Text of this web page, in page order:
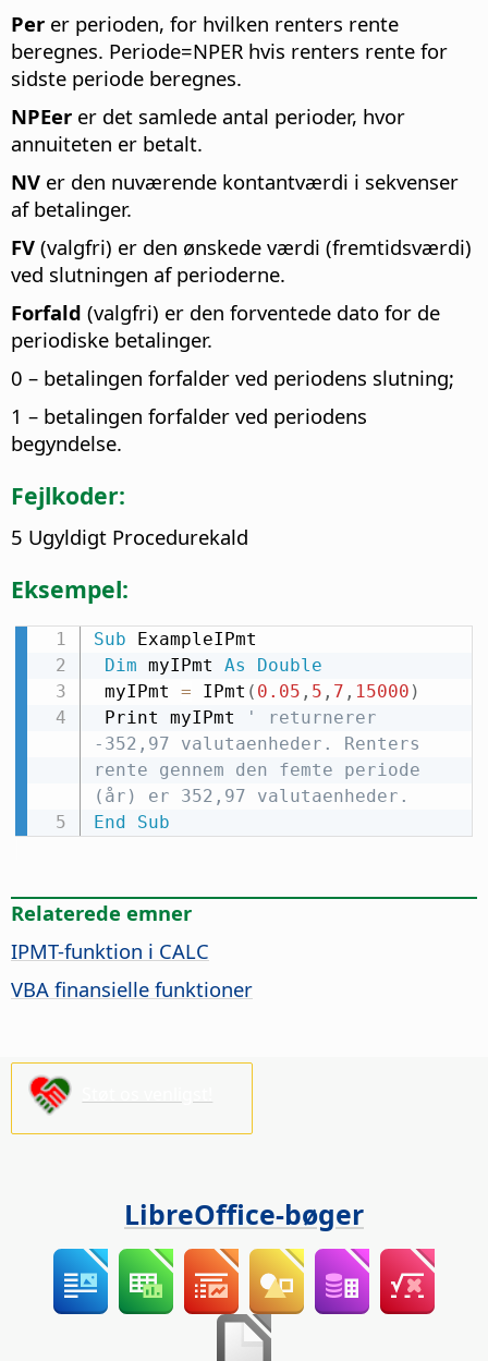
Per er perioden, for hvilken renters rente
beregnes. Periode=NPER hvis renters rente for
sidste periode beregnes.
NPEer er det samlede antal perioder, hvor
annuiteten er betalt.
NV er den nuværende kontantværdi i sekvenser
af betalinger.
FV (valgfri) er den ønskede værdi (fremtidsværdi)
ved slutningen af perioderne.
Forfald (valgfri) er den forventede dato for de
periodiske betalinger.
0 – betalingen forfalder ved periodens slutning;
1 – betalingen forfalder ved periodens
begyndelse.
Fejlkoder:
5 Ugyldigt Procedurekald
Eksempel:
Sub ExampleIPmt
Dim myIPmt As
Double
myIPmt = IPmt ( 0.05 , 5 , 7 , 15000 )
Print myIPmt
' returnerer
-352,97 valutaenheder. Renters
rente gennem den femte periode
(år) er 352,97 valutaenheder.
End
Sub
Relaterede emner
IPMT-funktion i CALC
VBA finansielle funktioner
LibreOffice-bøger